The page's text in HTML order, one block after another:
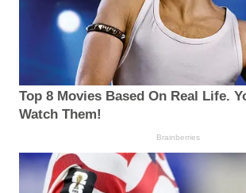
Top 8 Movies Based On Real Life.
Watch Them!
Brainberries